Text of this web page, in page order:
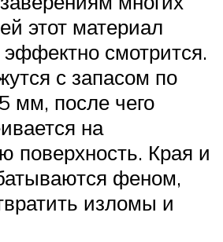
этот материал
эффектно смотрится.
с запасом по
мм, после чего
на
поверхность. Края и
феном,
изломы и